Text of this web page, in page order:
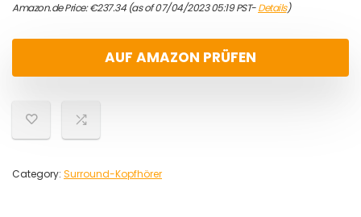
Amazon.de Price:€237.34(as of 07/04/2023 05:19 PST-Details)
AUF AMAZON PRÜFEN
Category: Surround-Kopfhörer